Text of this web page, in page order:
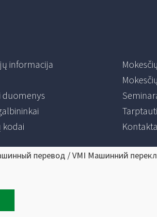
informacija
duomenys
kodai
перевод / VMI Машинний